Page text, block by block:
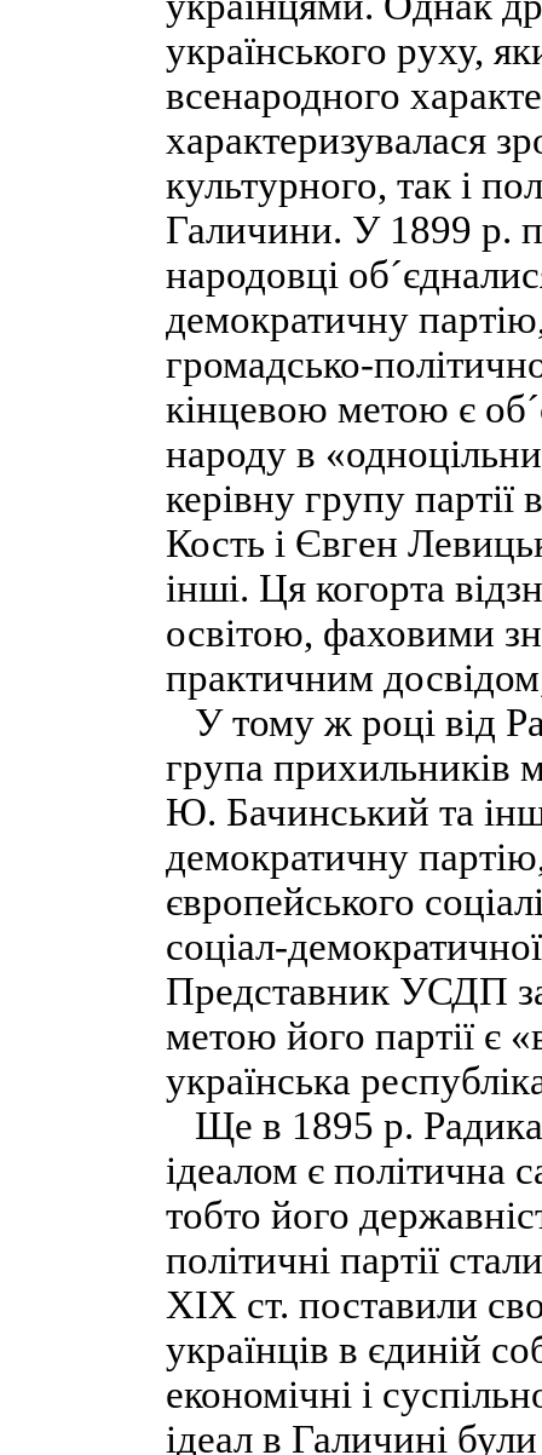
українського руху,
всенародного
характеризувалася
культурного, так і
Галичини. У 1899 р.
народовці
демократичну
громадсько-
кінцевою метою є
народу в
керівну групу
Кость і Євген
інші. Ця когорта
освітою, фаховими
практичним
У тому ж році від
група
Ю. Бачинський та
демократичну
європейського
соціал-
Представник УСДП
метою його партії є
українська
Ще в 1895 р.
ідеалом є політична
тобто його
політичні партії
XIX ст. поставили
українців в єдиній
економічні і
ідеал в Галичині